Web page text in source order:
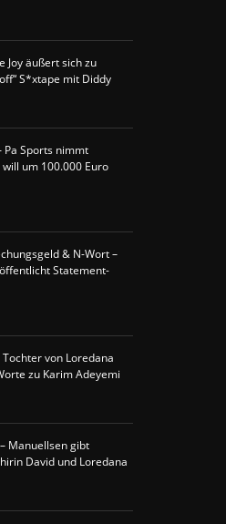
Joy äußert sich zu
S*xtape mit Diddy
Pa Sports nimmt
um 100.000 Euro
& N-Wort –
Statement-
Tochter von Loredana
zu Karim Adeyemi
Manuellsen gibt
David und Loredana